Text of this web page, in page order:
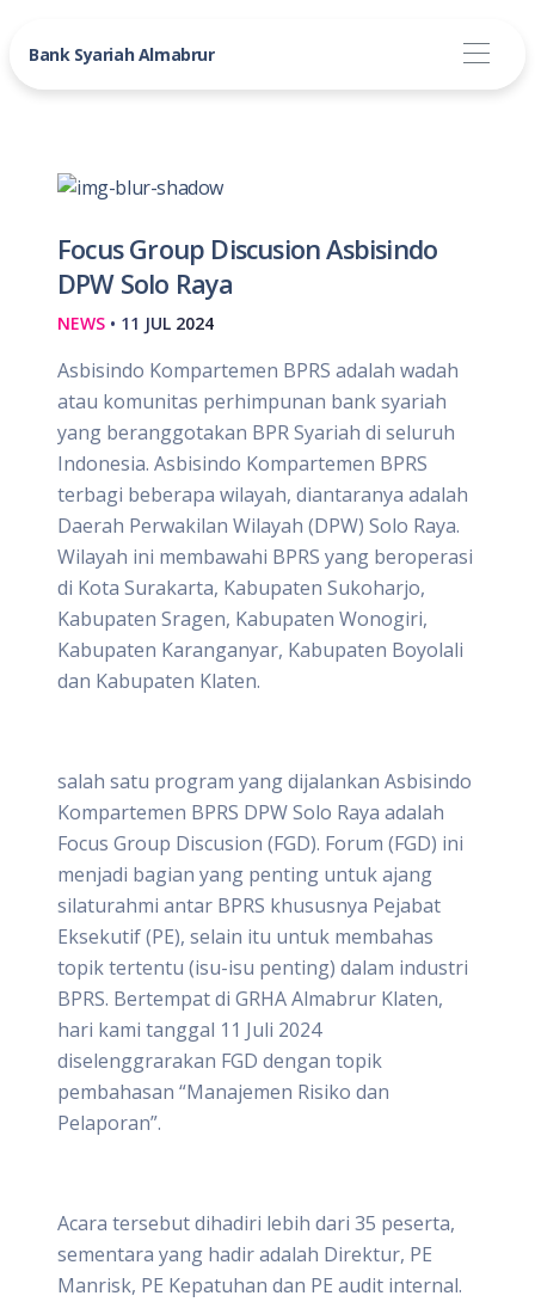
Bank Syariah Almabrur
Focus Group Discusion Asbisindo
DPW Solo Raya
NEWS • 11 JUL 2024
Asbisindo Kompartemen BPRS adalah wadah
atau komunitas perhimpunan bank syariah
yang beranggotakan BPR Syariah di seluruh
Indonesia. Asbisindo Kompartemen BPRS
terbagi beberapa wilayah, diantaranya adalah
Daerah Perwakilan Wilayah (DPW) Solo Raya.
Wilayah ini membawahi BPRS yang beroperasi
di Kota Surakarta, Kabupaten Sukoharjo,
Kabupaten Sragen, Kabupaten Wonogiri,
Kabupaten Karanganyar, Kabupaten Boyolali
dan Kabupaten Klaten.
salah satu program yang dijalankan Asbisindo
Kompartemen BPRS DPW Solo Raya adalah
Focus Group Discusion (FGD). Forum (FGD) ini
menjadi bagian yang penting untuk ajang
silaturahmi antar BPRS khususnya Pejabat
Eksekutif (PE), selain itu untuk membahas
topik tertentu (isu-isu penting) dalam industri
BPRS. Bertempat di GRHA Almabrur Klaten,
hari kami tanggal 11 Juli 2024
diselenggrarakan FGD dengan topik
pembahasan “Manajemen Risiko dan
Pelaporan”.
Acara tersebut dihadiri lebih dari 35 peserta,
sementara yang hadir adalah Direktur, PE
Manrisk, PE Kepatuhan dan PE audit internal.